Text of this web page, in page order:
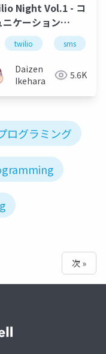
Night Vol.1 - コ
ニケーション
Twilio」を使って
う
twilio sms
Daizen
Ikehara
5.6K
ログラミング
次 »